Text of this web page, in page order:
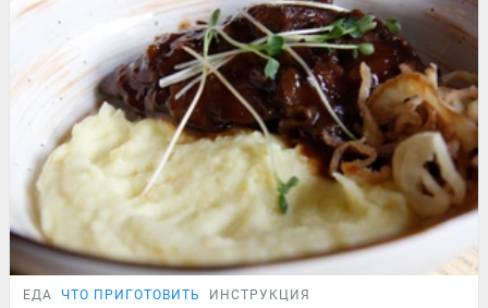
ЕДА ЧТО ПРИГОТОВИТЬ ИНСТРУКЦИЯ